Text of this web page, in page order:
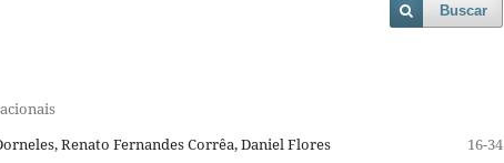
Buscar
Renato Fernandes Corrêa, Daniel Flores
16-34